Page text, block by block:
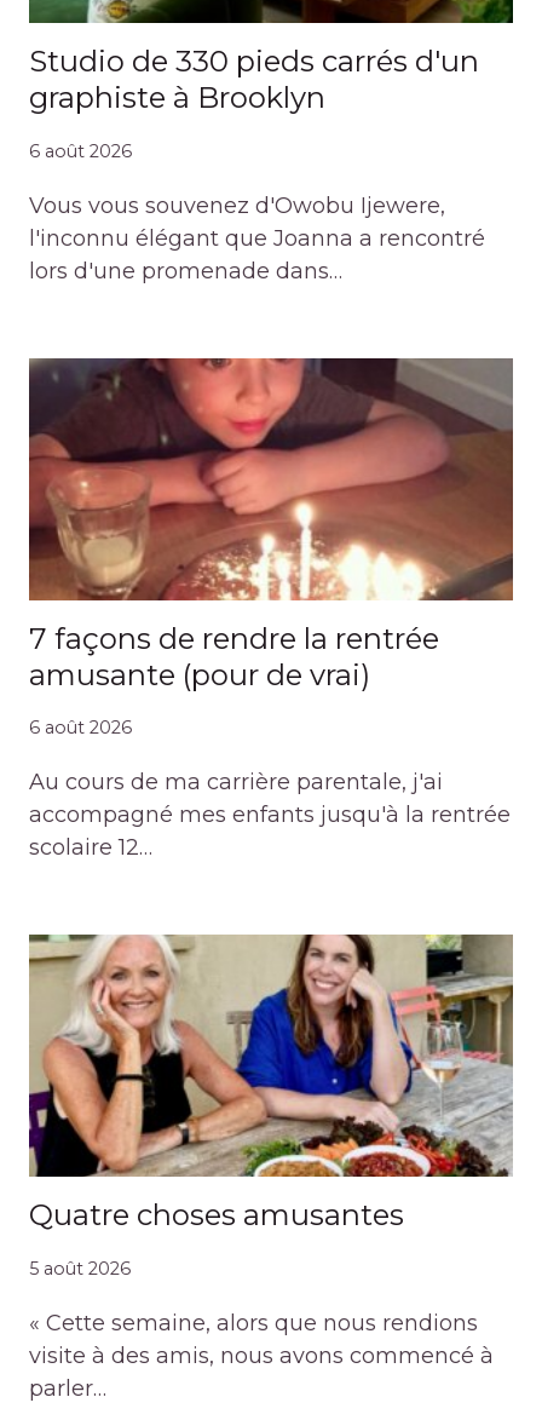
Studio de 330 pieds carrés d'un
graphiste à Brooklyn
6 août 2026
Vous vous souvenez d'Owobu Ijewere,
l'inconnu élégant que Joanna a rencontré
lors d'une promenade dans…
7 façons de rendre la rentrée
amusante (pour de vrai)
6 août 2026
Au cours de ma carrière parentale, j'ai
accompagné mes enfants jusqu'à la rentrée
scolaire 12…
Quatre choses amusantes
5 août 2026
« Cette semaine, alors que nous rendions
visite à des amis, nous avons commencé à
parler…